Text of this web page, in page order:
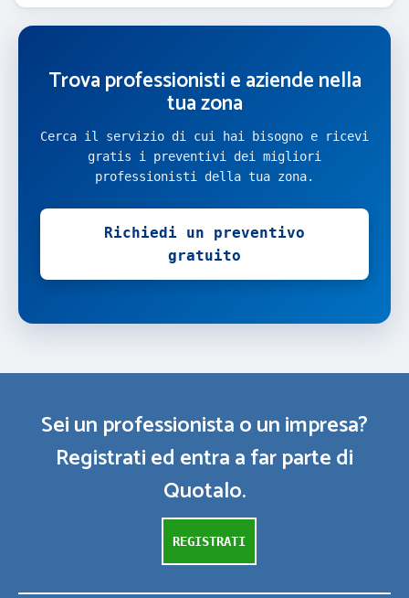
Trova professionisti e aziende nella
tua zona
Cerca il servizio di cui hai bisogno e ricevi
gratis i preventivi dei migliori
professionisti della tua zona.
Richiedi un preventivo
gratuito
Sei un professionista o un impresa?
Registrati ed entra a far parte di
Quotalo.
REGISTRATI